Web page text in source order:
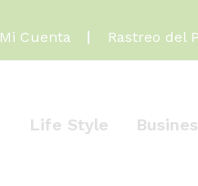
Mi Cuenta Rastreo del
Life Style